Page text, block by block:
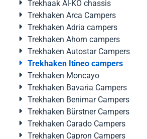
Trekhaak Al-KO chassis
Trekhaken Arca Campers
Trekhaken Adria campers
Trekhaken Ahorn campers
Trekhaken Autostar Campers
Trekhaken Itineo campers
Trekhaken Moncayo
Trekhaken Bavaria Campers
Trekhaken Benimar Campers
Trekhaken Bürstner Campers
Trekhaken Carado Campers
Trekhaken Capron Campers